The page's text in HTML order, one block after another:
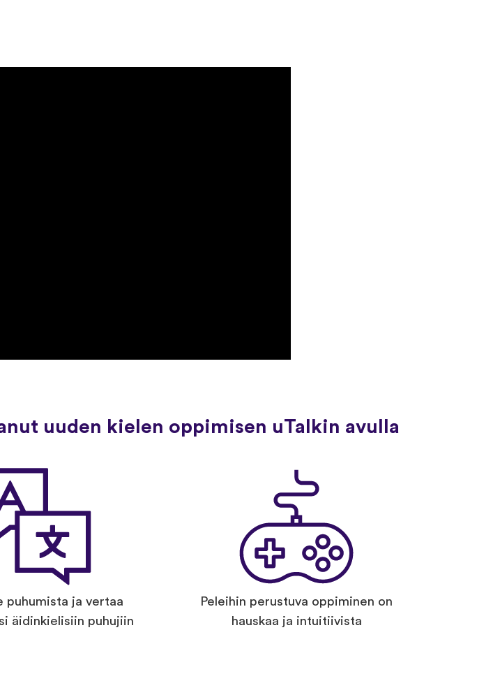
uuden kielen oppimisen uTalkin avulla
puhumista ja vertaa
äidinkielisiin puhujiin
Peleihin perustuva oppiminen on
hauskaa ja intuitiivista